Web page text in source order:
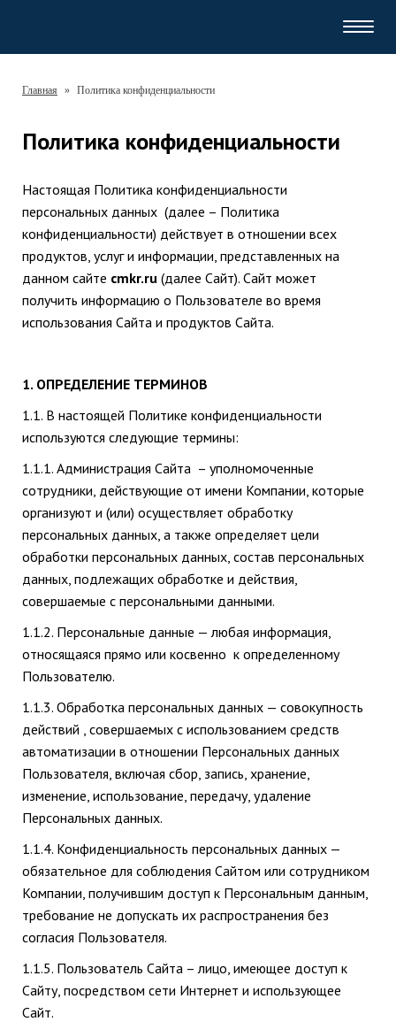
Главная » Политика конфиденциальности
Политика конфиденциальности
Настоящая Политика конфиденциальности
персональных данных (далее – Политика
конфиденциальности) действует в отношении всех
продуктов, услуг и информации, представленных на
данном сайте cmkr.ru (далее Сайт). Сайт может
получить информацию о Пользователе во время
использования Сайта и продуктов Сайта.
1. ОПРЕДЕЛЕНИЕ ТЕРМИНОВ
1.1. В настоящей Политике конфиденциальности
используются следующие термины:
1.1.1. Администрация Сайта – уполномоченные
сотрудники, действующие от имени Компании, которые
организуют и (или) осуществляет обработку
персональных данных, а также определяет цели
обработки персональных данных, состав персональных
данных, подлежащих обработке и действия,
совершаемые с персональными данными.
1.1.2. Персональные данные — любая информация,
относящаяся прямо или косвенно к определенному
Пользователю.
1.1.3. Обработка персональных данных — совокупность
действий , совершаемых с использованием средств
автоматизации в отношении Персональных данных
Пользователя, включая сбор, запись, хранение,
изменение, использование, передачу, удаление
Персональных данных.
1.1.4. Конфиденциальность персональных данных —
обязательное для соблюдения Сайтом или сотрудником
Компании, получившим доступ к Персональным данным,
требование не допускать их распространения без
согласия Пользователя.
1.1.5. Пользователь Сайта – лицо, имеющее доступ к
Сайту, посредством сети Интернет и использующее
Сайт.